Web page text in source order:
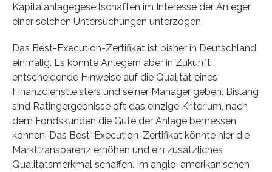
Kapitalanlagegesellschaften im Interesse der Anleger
einer solchen Untersuchungen unterzogen.
Das Best-Execution-Zertifikat ist bisher in Deutschland
einmalig. Es könnte Anlegern aber in Zukunft
entscheidende Hinweise auf die Qualität eines
Finanzdienstleisters und seiner Manager geben. Bislang
sind Ratingergebnisse oft das einzige Kriterium, nach
dem Fondskunden die Güte der Anlage bemessen
können. Das Best-Execution-Zertifikat könnte hier die
Markttransparenz erhöhen und ein zusätzliches
Qualitätsmerkmal schaffen. Im anglo-amerikanischen